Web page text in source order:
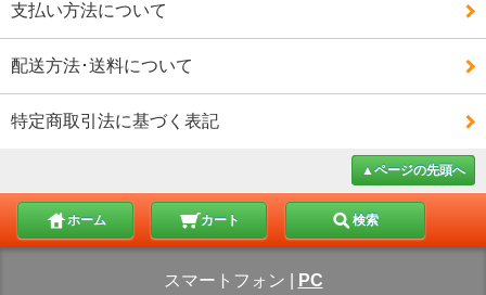
支払い方法について
配送方法･送料について
特定商取引法に基づく表記
▲ページの先頭へ
ホーム カート 検索
スマートフォン PC